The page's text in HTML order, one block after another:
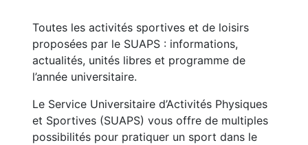
Toutes les activités sportives et de loisirs
proposées par le SUAPS : informations,
actualités, unités libres et programme de
l’année universitaire.
Le Service Universitaire d’Activités Physiques
et Sportives (SUAPS) vous offre de multiples
possibilités pour pratiquer un sport dans le